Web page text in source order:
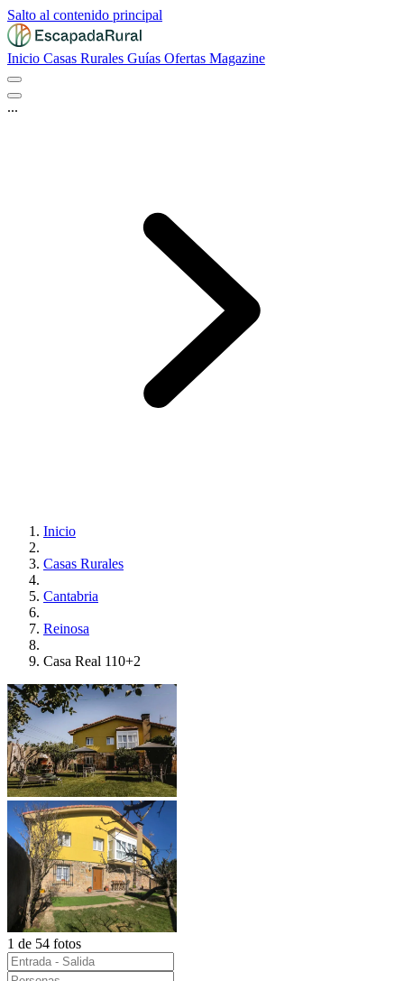
Salto al contenido principal
Inicio Casas Rurales Guías Ofertas Magazine
...
Inicio
Casas Rurales
Cantabria
Reinosa
Casa Real 110+2
1 de 54 fotos